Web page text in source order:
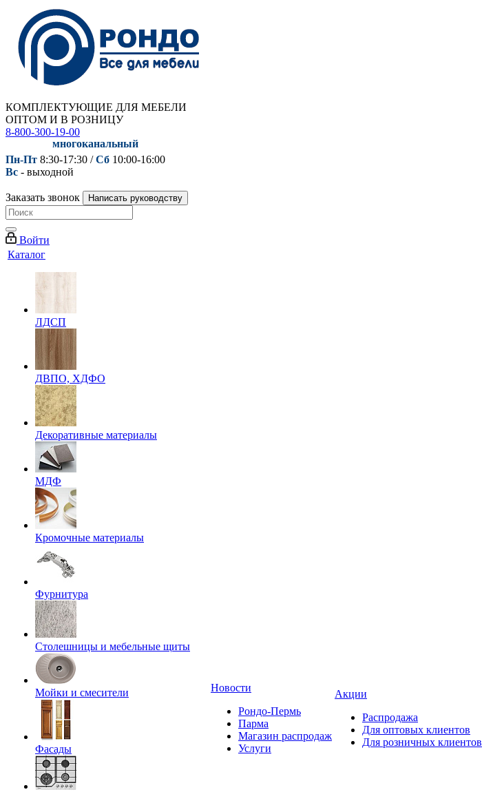
КОМПЛЕКТУЮЩИЕ ДЛЯ МЕБЕЛИ
ОПТОМ И В РОЗНИЦУ
8-800-300-19-00
многоканальный
Пн-Пт 8:30-17:30 /Сб 10:00-16:00
Вс - выходной
Заказать звонок Написать руководству
Войти
Каталог
ЛДСП
ДВПО, ХДФО
Декоративные материалы
МДФ
Кромочные материалы
Фурнитура
Столешницы и мебельные щиты
Мойки и смесители
Фасады
Новости
Рондо-Пермь
Парма
Магазин распродаж
Услуги
Акции
Распродажа
Для оптовых клиентов
Для розничных клиентов